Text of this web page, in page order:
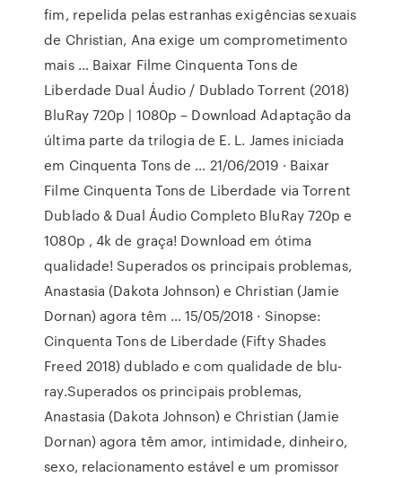
fim, repelida pelas estranhas exigências sexuais
de Christian, Ana exige um comprometimento
mais … Baixar Filme Cinquenta Tons de
Liberdade Dual Áudio / Dublado Torrent (2018)
BluRay 720p | 1080p – Download Adaptação da
última parte da trilogia de E. L. James iniciada
em Cinquenta Tons de … 21/06/2019 · Baixar
Filme Cinquenta Tons de Liberdade via Torrent
Dublado & Dual Áudio Completo BluRay 720p e
1080p , 4k de graça! Download em ótima
qualidade! Superados os principais problemas,
Anastasia (Dakota Johnson) e Christian (Jamie
Dornan) agora têm … 15/05/2018 · Sinopse:
Cinquenta Tons de Liberdade (Fifty Shades
Freed 2018) dublado e com qualidade de blu-
ray.Superados os principais problemas,
Anastasia (Dakota Johnson) e Christian (Jamie
Dornan) agora têm amor, intimidade, dinheiro,
sexo, relacionamento estável e um promissor